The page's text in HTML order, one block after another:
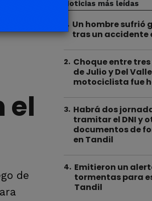
el
de
Noticias más leídas
. Un hombre sufrió
tras un accidente
2. Choque entre
de Julio y Del
motociclista fue
3. Habrá dos
tramitar el DNI y
documentos de
en Tandil
4. Emitieron un
tormentas para
Tandil